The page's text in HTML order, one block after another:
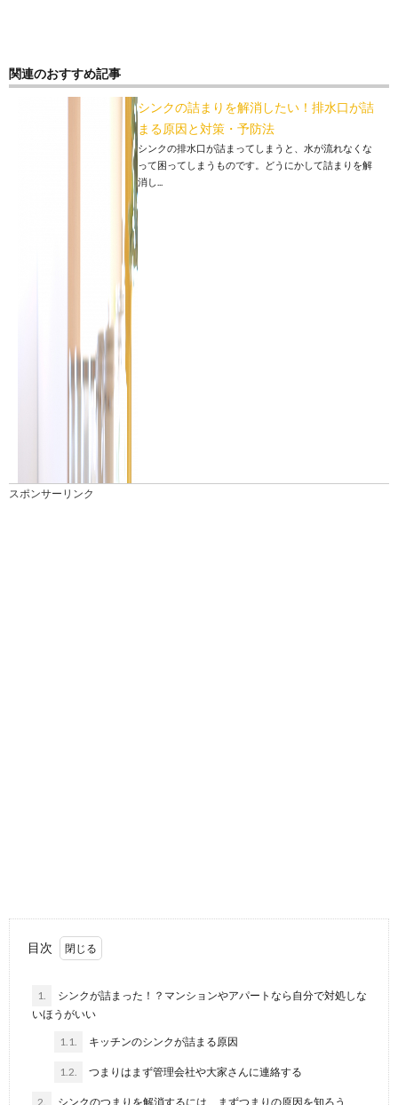
関連のおすすめ記事
シンクの詰まりを解消したい！排水口が詰
まる原因と対策・予防法
シンクの排水口が詰まってしまうと、水が流れなくな
って困ってしまうものです。どうにかして詰まりを解
消し...
スポンサーリンク
目次
1.
シンクが詰まった！？マンションやアパートなら自分で対処しな
いほうがいい
1.1. キッチンのシンクが詰まる原因
1.2. つまりはまず管理会社や大家さんに連絡する
2. シンクのつまりを解消するには、まずつまりの原因を知ろう